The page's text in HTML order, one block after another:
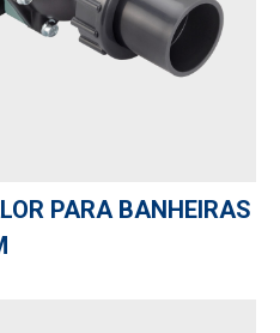
PARA BANHEIRAS